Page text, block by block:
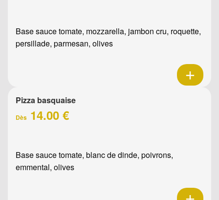
Base sauce tomate, mozzarella, jambon cru, roquette,
persillade, parmesan, olives
Pizza basquaise
Dès 14.00 €
Base sauce tomate, blanc de dinde, poivrons,
emmental, olives